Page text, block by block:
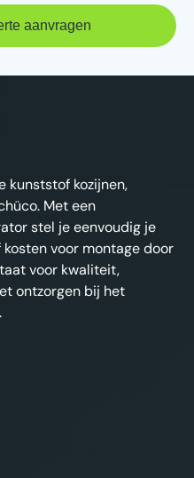
kunststof kozijnen,
Met een
stel je eenvoudig je
voor montage door
voor kwaliteit,
ontzorgen bij het